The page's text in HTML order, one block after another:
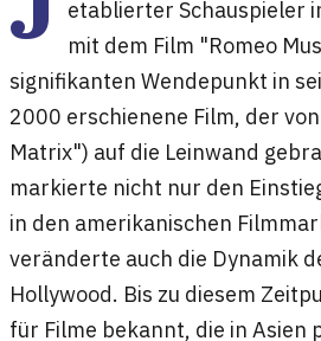
etablierter Schauspieler
mit dem Film "Romeo
signifikanten Wendepunkt in
2000 erschienene Film, der
Matrix") auf die Leinwand
markierte nicht nur den
in den amerikanischen
veränderte auch die Dynamik
Hollywood. Bis zu diesem
für Filme bekannt, die in Asien